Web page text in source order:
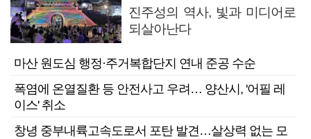
진주성의 역사, 빛과 미디어로
되살아난다
마산 원도심 행정·주거복합단지 연내 준공 수순
폭염에 온열질환 등 안전사고 우려… 양산시, '어필 레
이스' 취소
창녕 중부내륙고속도로서 포탄 발견…살상력 없는 모